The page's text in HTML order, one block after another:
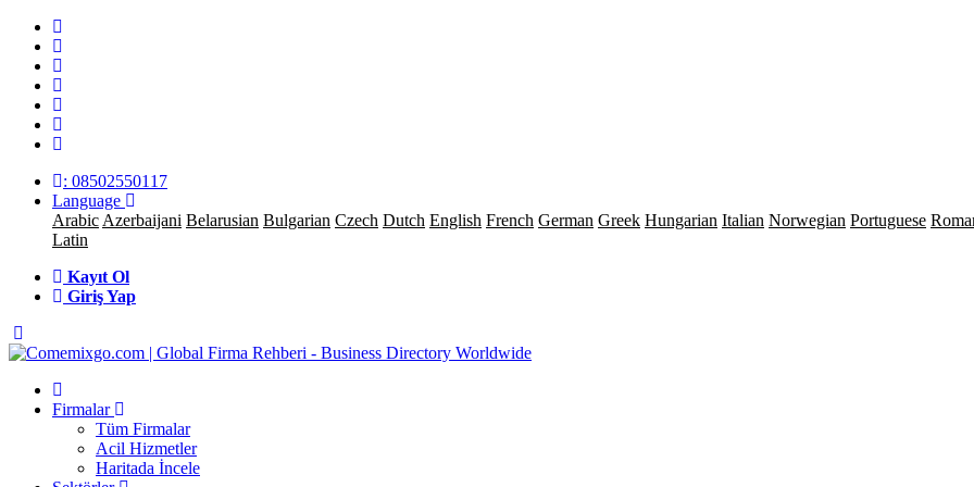
: 08502550117
Language
Arabic Azerbaijani Belarusian Bulgarian Czech Dutch English French German Greek Hungarian Italian Norwegian Portuguese
Latin
Kayıt Ol
Giriş Yap
Firmalar
Tüm Firmalar
Acil Hizmetler
Haritada İncele